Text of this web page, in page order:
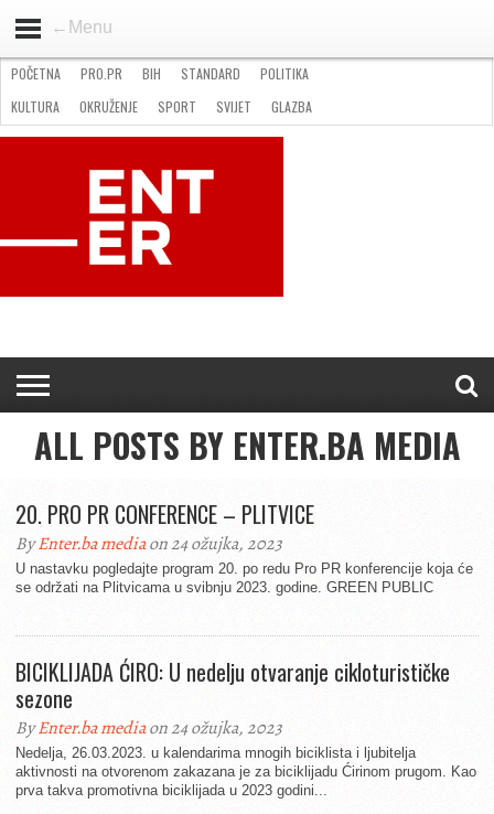
←Menu
STANDARD
GOSPODARSTVO
OKRUŽENJE
POČETNA PRO.PR BIH STANDARD
POLITIKA
KULTURA
OKRUŽENJE SPORT SVIJET
GLAZBA
NATJEČAJI
FILMING LOCATION IN BH KONTAKT
ALL POSTS BY ENTER.BA MEDIA
20. PRO PR CONFERENCE – PLITVICE
ByEnter.ba mediaon 24 ožujka, 2023
U nastavku pogledajte program 20. po redu Pro PR konferencije koja će
se održati na Plitvicama u svibnju 2023. godine. GREEN PUBLIC
BICIKLIJADA ĆIRO: U nedelju otvaranje cikloturističke
sezone
ByEnter.ba mediaon 24 ožujka, 2023
Nedelja, 26.03.2023. u kalendarima mnogih biciklista i ljubitelja
aktivnosti na otvorenom zakazana je za biciklijadu Ćirinom prugom. Kao
prva takva promotivna biciklijada u 2023 godini...